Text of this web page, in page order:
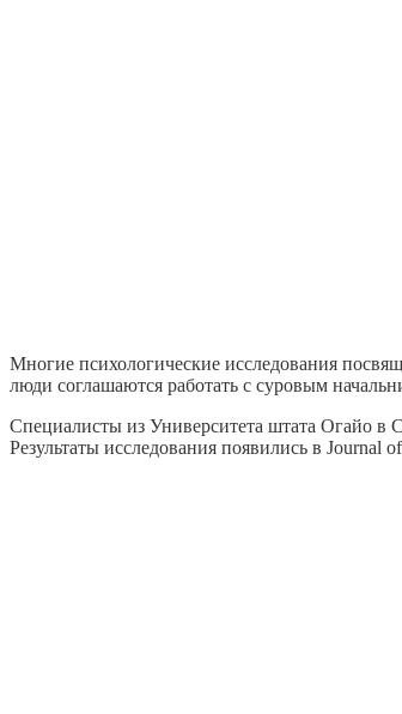
Многие психологические исследования
люди соглашаются работать с суровым
Специалисты из Университета штата Огайо в
Результаты исследования появились в Journal